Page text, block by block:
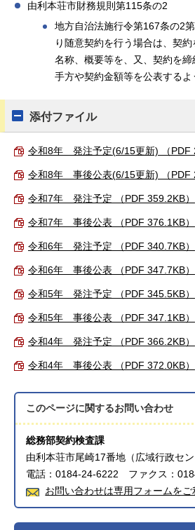
由利本荘市財務規則第115条の2
地方自治法施行令第167条の2
り随意契約を行う場合は、契
名称、概要等を、又、契約を
手方や契約金額等を公表するよ
添付ファイル
令和8年 発注予定(6/15更新) （PDF
令和8年 事後公表(6/15更新) （PDF
令和7年 発注予定 （PDF 359.2KB）
令和7年 事後公表 （PDF 376.1KB）
令和6年 発注予定 （PDF 340.7KB）
令和6年 事後公表 （PDF 347.7KB）
令和5年 発注予定 （PDF 345.5KB）
令和5年 事後公表 （PDF 347.1KB）
令和4年 発注予定 （PDF 366.2KB）
令和4年 事後公表 （PDF 372.0KB）
このページに関するお問い合わせ
総務部契約検査課
由利本荘市尾崎17番地（広域行政セン
電話：0184-24-6222 ファクス：
お問い合わせは専用フォームをご